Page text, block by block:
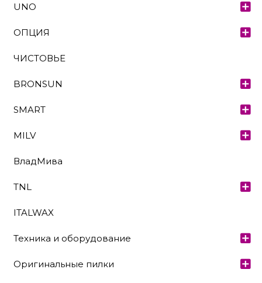
UNO
ОПЦИЯ
ЧИСТОВЬЕ
BRONSUN
SMART
MILV
ВладМива
TNL
ITALWAX
Техника и оборудование
Оригинальные пилки